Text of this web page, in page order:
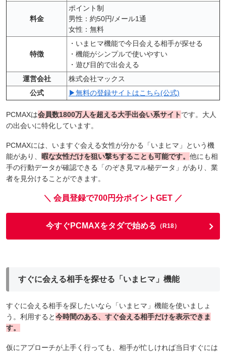
料金
ポイント制
男性：約50円/メール1通
女性：無料
特徴
・いまヒマ機能で今日会える相手が探せる
・機能がシンプルで使いやすい
・遊び目的で出会える
運営会社
株式会社マックス
公式
▶無料の登録サイトはこちら(公式)
PCMAXは会員数1800万人を超える大手出会い系サイトです。大人
の出会いに特化しています。
PCMAXには、いますぐ会える女性が分かる「いまヒマ」という機
能があり、 暇な女性だけを狙い撃ちすることも可能です。 他にも相
手の行動データが確認できる「のぞき見マル秘データ」があり、業
者を見分けることができます。
＼ 会員登録で700円分ポイントGET ／
今すぐPCMAXをタダで始める （R18）
すぐに会える相手を探せる「いまヒマ」機能
すぐに会える相手を探したいなら「いまヒマ」機能を使いましょ
う。利用すると今時間のある、すぐ会える相手だけを表示できま
す。
仮にアプローチが上手く行っても、相手が忙しければ当日すぐには